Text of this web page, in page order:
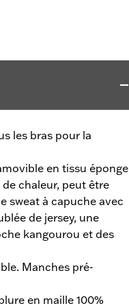
les bras pour la
en tissu éponge
chaleur, peut être
sweat à capuche avec
de jersey, une
kangourou et des
Manches pré-
en maille 100%